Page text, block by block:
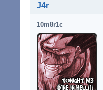
J4r
10m8r1c